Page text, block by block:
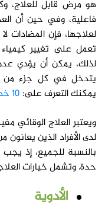
هو مرض قابل للعلاج،
فاعلية، وفي حين أن
لعلاجها، فإن المضادات
تعمل على تغيير كيمياء
لذلك، يمكن أن يؤدي عدم
يتدخل في كل جزء من
يمكنك التعرف على: 10 خطوات للتعامل مع شخص مصاب بالاكتئاب!
ويعتبر العلاج الوقائي
لدى الأفراد الذين يعانون
بالنسبة للجميع، إذ
حدة. وتشمل خيارات
الأدوية